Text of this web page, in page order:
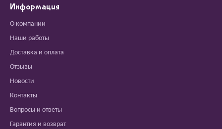
Информация
О компании
Наши работы
Доставка и оплата
Отзывы
Новости
Контакты
Вопросы и ответы
Гарантия и возврат